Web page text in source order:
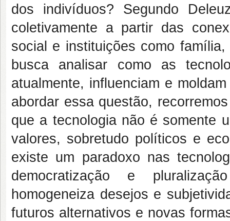
dos indivíduos? Segundo
coletivamente a partir das
social e instituições como
busca analisar como as
atualmente, influenciam e
abordar essa questão,
que a tecnologia não é somente
valores, sobretudo políticos e
existe um paradoxo nas
democratização e
homogeneiza desejos e
futuros alternativos e novas